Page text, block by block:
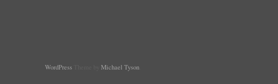
WordPress Michael Tyson